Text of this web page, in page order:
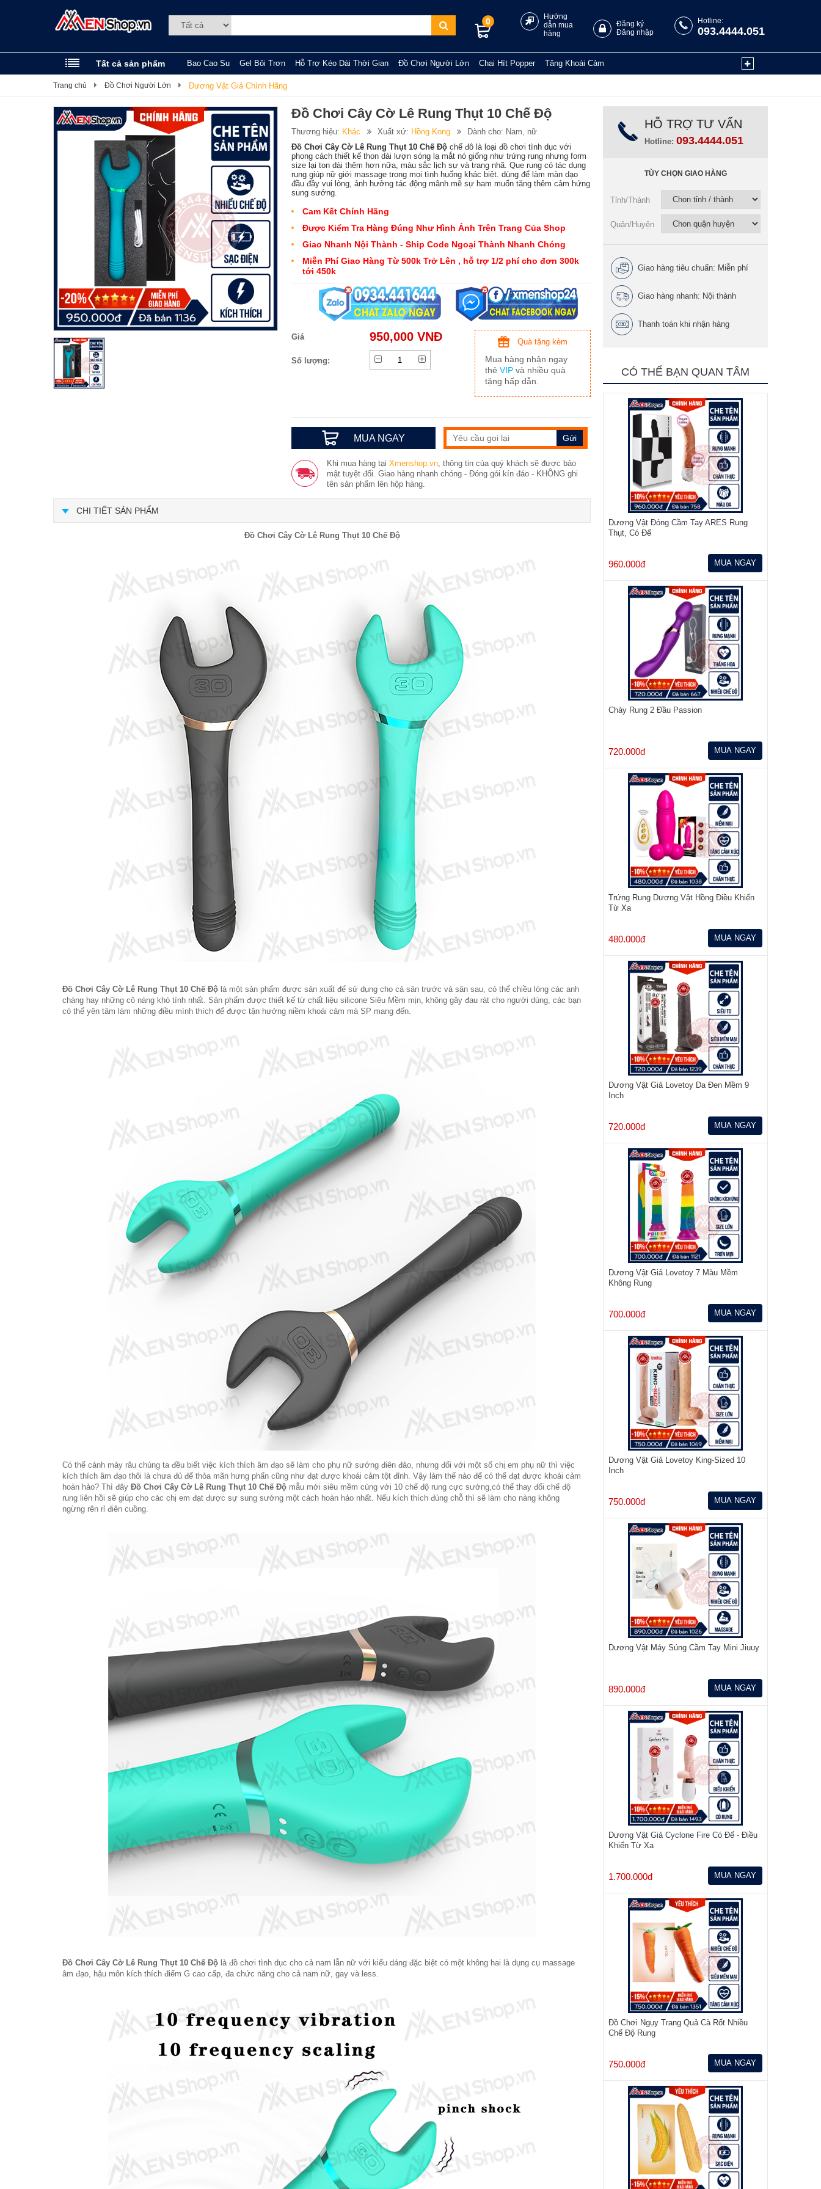
0
Hướng
dẫn mua
hàng
Đăng ký
Đăng nhập
Hotline:
093.4444.051
Tất cả sản phẩm Bao Cao Su Gel Bôi Trơn Hỗ Trợ Kéo Dài Thời Gian Đồ Chơi Người Lớn Chai Hít Popper Tăng Khoái Cảm
Trang chủ Đồ Chơi Người Lớn Dương Vật Giả Chính Hãng
Đồ Chơi Cây Cờ Lê Rung Thụt 10 Chế Độ
Thương hiệu: Khác Xuất xứ: Hồng Kong
Dành cho: Nam, nữ
Đồ Chơi Cây Cờ Lê Rung Thụt 10 Chế Độ chế đô là loại đồ chơi tình dục với
phong cách thiết kế thon dài lượn sóng lạ mắt nó giống như trứng rung nhưng form
size lại ton dài thêm hơn nữa, màu sắc lịch sự và trang nhã. Que rung có tác dụng
rung giúp nữ giới massage trong mọi tình huống khác biệt. dùng để làm màn dạo
đầu đầy vui lòng, ảnh hưởng tác động mãnh mẽ sự ham muốn tăng thêm cảm hứng
sung sướng.
Cam Kết Chính Hãng
Được Kiểm Tra Hàng Đúng Như Hình Ảnh Trên Trang Của Shop
Giao Nhanh Nội Thành - Ship Code Ngoại Thành Nhanh Chóng
Miễn Phí Giao Hàng Từ 500k Trở Lên , hỗ trợ 1/2 phí cho đơn 300k
tới 450k
Giá 950,000 VNĐ
Số lượng:
Quà tặng kèm
Mua hàng nhận ngay
thẻ VIP và nhiều quà
tặng hấp dẫn.
MUA NGAY
Khi mua hàng tại Xmenshop.vn, thông tin của quý khách sẽ được bảo
mật tuyệt đối. Giao hàng nhanh chóng - Đóng gói kín đáo - KHÔNG ghi
tên sản phẩm lên hộp hàng.
CHI TIẾT SẢN PHẨM
Đồ Chơi Cây Cờ Lê Rung Thụt 10 Chế Độ
Đồ Chơi Cây Cờ Lê Rung Thụt 10 Chế Độ là một sản phẩm được sản xuất để sử dụng cho cả sân trước và sân sau, có thể chiều lòng các anh
chàng hay những cô nàng khó tính nhất. Sản phẩm được thiết kế từ chất liệu silicone Siêu Mềm mịn, không gây đau rát cho người dùng, các bạn
có thể yên tâm làm những điều mình thích để được tận hưởng niềm khoái cảm mà SP mang đến.
Có thể cánh mày râu chúng ta đều biết việc kích thích âm đạo sẽ làm cho phụ nữ sướng điên đảo, nhưng đối với một số chị em phụ nữ thì việc
kích thích âm đạo thôi là chưa đủ để thỏa mãn hưng phấn cũng như đạt được khoái cảm tột đỉnh. Vậy làm thế nào để có thể đạt được khoái cảm
hoàn hảo? Thì đây Đồ Chơi Cây Cờ Lê Rung Thụt 10 Chế Độ mẫu mới siêu mềm cùng với 10 chế độ rung cực sướng,có thể thay đổi chế độ
rung liên hồi sẽ giúp cho các chị em đạt được sự sung sướng một cách hoàn hảo nhất. Nếu kích thích đúng chỗ thì sẽ làm cho nàng không
ngừng rên rỉ điên cuồng.
Đồ Chơi Cây Cờ Lê Rung Thụt 10 Chế Độ là đồ chơi tình dục cho cả nam lẫn nữ với kiểu dáng đặc biệt có một không hai là dụng cụ massage
âm đạo, hậu môn kích thích điểm G cao cấp, đa chức năng cho cả nam nữ, gay và less.
HỖ TRỢ TƯ VẤN
Hotline: 093.4444.051
TÙY CHỌN GIAO HÀNG
Tỉnh/Thành
Quận/Huyện
Giao hàng tiêu chuẩn: Miễn phí
Giao hàng nhanh: Nội thành
Thanh toán khi nhận hàng
CÓ THỂ BẠN QUAN TÂM
Dương Vật Đóng Cầm Tay ARES Rung
Thụt, Có Đế
960.000đ MUA NGAY
Chày Rung 2 Đầu Passion
720.000đ MUA NGAY
Trứng Rung Dương Vật Hồng Điều Khiển
Từ Xa
480.000đ MUA NGAY
Dương Vật Giả Lovetoy Da Đen Mềm 9
Inch
720.000đ MUA NGAY
Dương Vật Giả Lovetoy 7 Màu Mềm
Không Rung
700.000đ MUA NGAY
Dương Vật Giả Lovetoy King-Sized 10
Inch
750.000đ MUA NGAY
Dương Vật Máy Súng Cầm Tay Mini Jiuuy
890.000đ MUA NGAY
Dương Vật Giả Cyclone Fire Có Đế - Điều
Khiển Từ Xa
1.700.000đ MUA NGAY
Đồ Chơi Ngụy Trang Quả Cà Rốt Nhiều
Chế Độ Rung
750.000đ MUA NGAY